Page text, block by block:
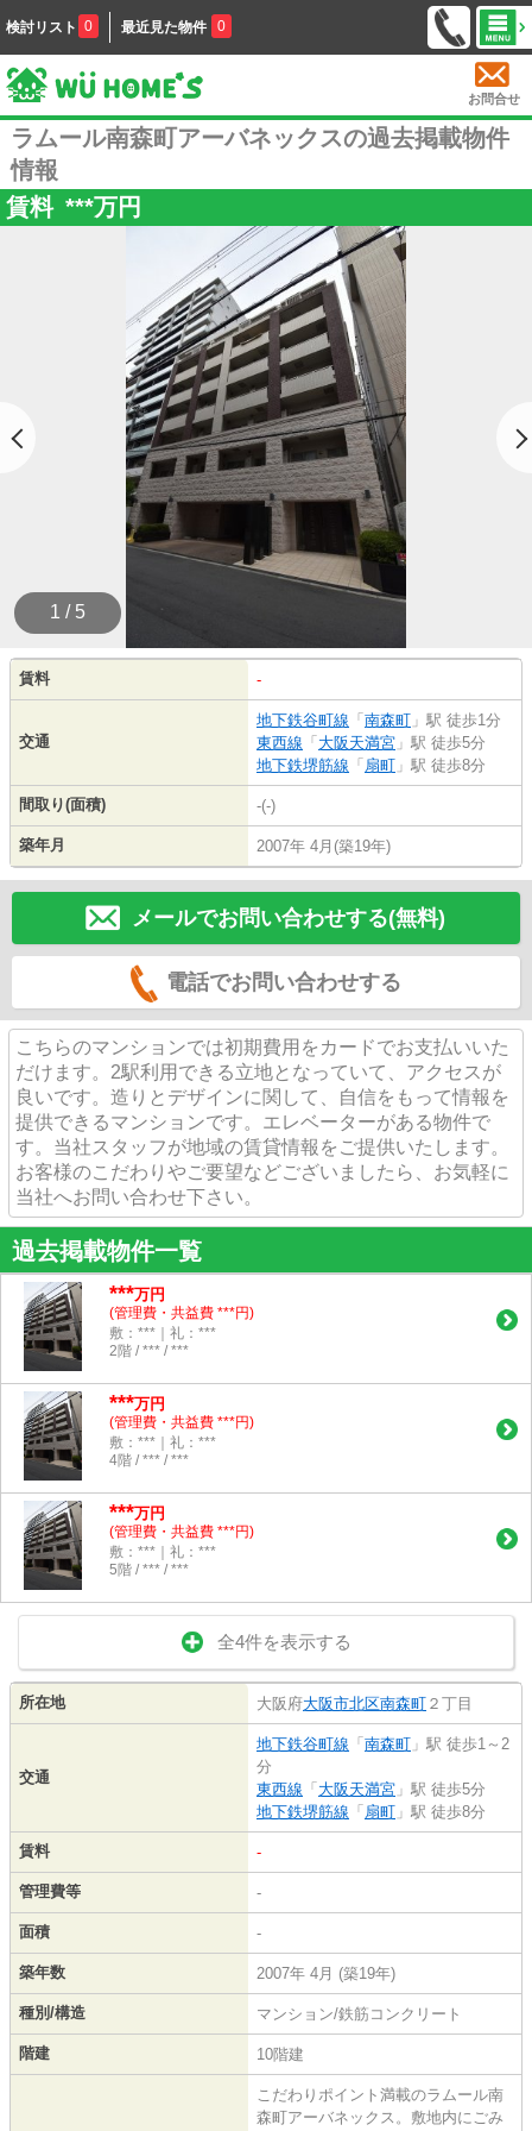
検討リスト 0 最近見た物件 0
お問合せ
ラムール南森町アーバネックスの過去掲載物件
情報
賃料 ***万円
1 / 5
賃料 -
交通
地下鉄谷町線 「 南森町 」駅 徒歩1分
東西線 「 大阪天満宮 」駅 徒歩5分
地下鉄堺筋線 「 扇町 」駅 徒歩8分
間取り(面積) -(-)
築年月 2007年 4月(築19年)
メールでお問い合わせする(無料)
電話でお問い合わせする
こちらのマンションでは初期費用をカードでお支払いいた
だけます。2駅利用できる立地となっていて、アクセスが
良いです。造りとデザインに関して、自信をもって情報を
提供できるマンションです。エレベーターがある物件で
す。当社スタッフが地域の賃貸情報をご提供いたします。
お客様のこだわりやご要望などございましたら、お気軽に
当社へお問い合わせ下さい。
過去掲載物件一覧
***万円
(管理費・共益費 ***円)
敷：***｜礼：***
2階 / *** / ***
***万円
(管理費・共益費 ***円)
敷：***｜礼：***
4階 / *** / ***
***万円
(管理費・共益費 ***円)
敷：***｜礼：***
5階 / *** / ***
全4件を表示する
所在地 大阪府大阪市北区南森町 ２丁目
交通
地下鉄谷町線 「 南森町 」駅 徒歩1～2
分
東西線 「 大阪天満宮 」駅 徒歩5分
地下鉄堺筋線 「 扇町 」駅 徒歩8分
賃料 -
管理費等 -
面積 -
築年数 2007年 4月 (築19年)
種別/構造 マンション/鉄筋コンクリート
階建 10階建
こだわりポイント満載のラムール南
森町アーバネックス。敷地内にごみ